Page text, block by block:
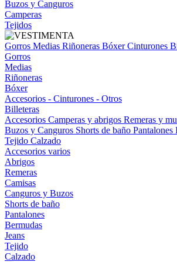
Buzos y Canguros
Camperas
Tejidos
Gorros Medias Riñoneras BóxerCinturones
Gorros
Medias
Riñoneras
Bóxer
Accesorios - Cinturones - Otros
Billeteras
Accesorios Camperas y abrigos Remeras y
Buzos y Canguros Shorts de baño Pantalones
Tejido Calzado
Accesorios varios
Abrigos
Remeras
Camisas
Canguros y Buzos
Shorts de baño
Pantalones
Bermudas
Jeans
Tejido
Calzado